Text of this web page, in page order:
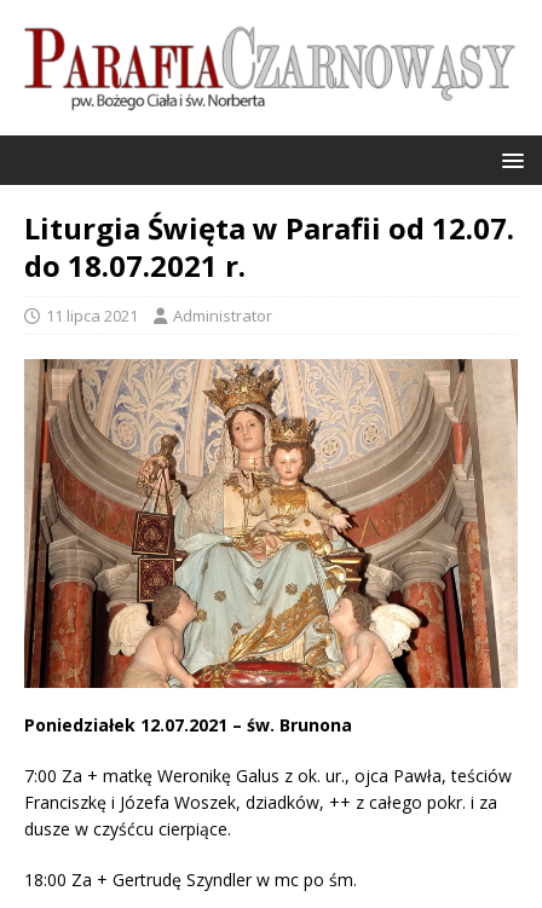
Liturgia Święta w Parafii od 12.07.
do 18.07.2021 r.
11 lipca 2021 Administrator
Poniedziałek 12.07.2021 – św. Brunona
7:00 Za + matkę Weronikę Galus z ok. ur., ojca Pawła, teściów
Franciszkę i Józefa Woszek, dziadków, ++ z całego pokr. i za
dusze w czyśćcu cierpiące.
18:00 Za + Gertrudę Szyndler w mc po śm.